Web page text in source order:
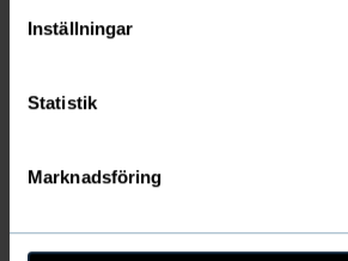
Inställningar
Statistik
Marknadsföring
2025